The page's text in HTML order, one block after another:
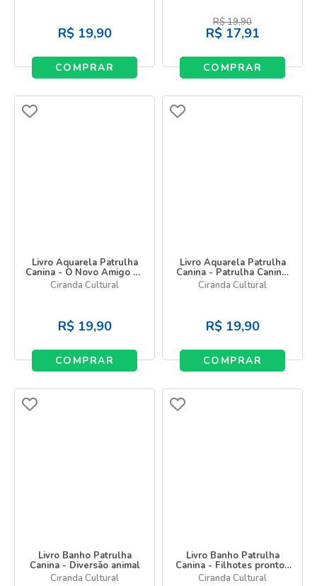
R$ 19,90
COMPRAR
R$19,90
R$ 17,91
COMPRAR
Livro Aquarela Patrulha
Canina - O Novo Amigo da
Patrulha
Ciranda Cultural
R$ 19,90
COMPRAR
Livro Aquarela Patrulha
Canina - Patrulha Canina,
Vamos Nessa!
Ciranda Cultural
R$ 19,90
COMPRAR
Livro Banho Patrulha
Canina - Diversão animal
Ciranda Cultural
Livro Banho Patrulha
Canina - Filhotes prontos
para a ação!
Ciranda Cultural